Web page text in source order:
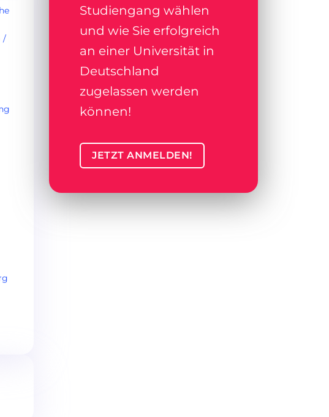
/
Studiengang wählen
und wie Sie erfolgreich
an einer Universität in
Deutschland
zugelassen werden
können!
JETZT ANMELDEN!